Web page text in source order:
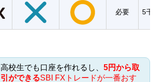
必要 5千
高校生でも口座を作れるし、 5円から取
引ができるSBI FXトレードが一番おす